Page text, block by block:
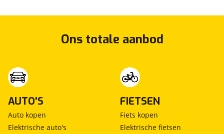
Ons totale aanbod
AUTO'S
Auto kopen
Elektrische auto's
FIETSEN
Fiets kopen
Elektrische fietsen